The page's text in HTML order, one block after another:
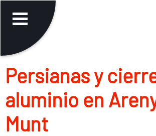
Persianas y
aluminio en
Munt